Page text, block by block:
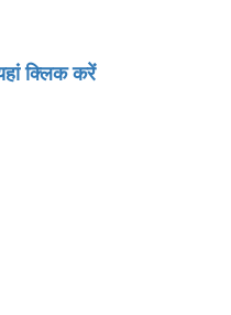
क्लिक करें